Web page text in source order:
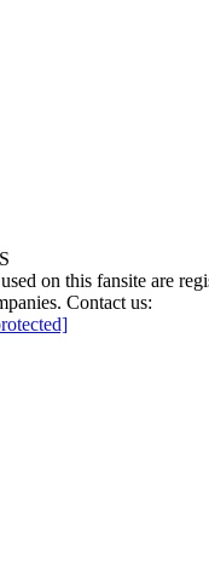
on this fansite are
Contact us: